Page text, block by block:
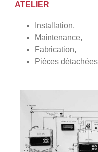
ATELIER
Installation,
Maintenance,
Fabrication,
Pièces détachées